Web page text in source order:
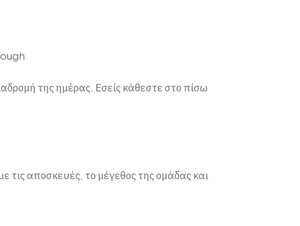
της ημέρας. Εσείς κάθεστε στο πίσω
τις αποσκευές, το μέγεθος της ομάδας και